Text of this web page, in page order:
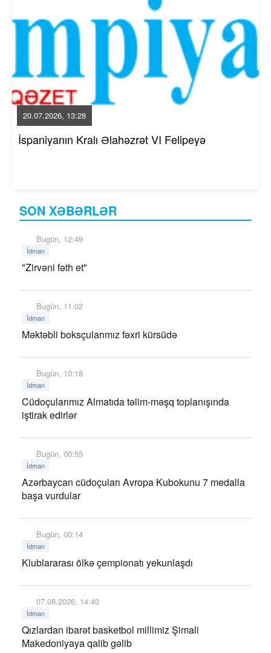
SON XƏBƏRLƏR
Bugün, 12:49
İdman
"Zirvəni fəth et"
Bugün, 11:02
İdman
Məktəbli boksçularımız fəxri kürsüdə
Bugün, 10:18
İdman
Cüdoçularımız Almatıda təlim-məşq toplanışında
iştirak edirlər
Bugün, 00:55
İdman
Azərbaycan cüdoçuları Avropa Kubokunu 7 medalla
başa vurdular
Bugün, 00:14
İdman
Klublararası ölkə çempionatı yekunlaşdı
07.08.2026, 14:40
İdman
Qızlardan ibarət basketbol millimiz Şimali
Makedoniyaya qalib gəlib
20.07.2026, 13:28
İspaniyanın Kralı Əlahəzrət VI Felipeyə